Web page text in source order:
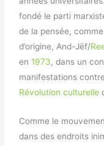
fondé le parti
de la pensée,
d’origine, And-Jëf/
en 1973, dans un
manifestations
Révolution culturelle
Comme le
dans des endroits